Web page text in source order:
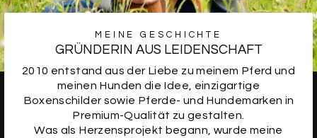
MEINE GESCHICHTE
GRÜNDERIN AUS LEIDENSCHAFT
2010 entstand aus der Liebe zu meinem Pferd und
meinen Hunden die Idee, einzigartige
Boxenschilder sowie Pferde- und Hundemarken in
Premium-Qualität zu gestalten.
Was als Herzensprojekt begann, wurde meine